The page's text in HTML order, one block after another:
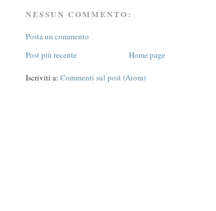
NESSUN COMMENTO:
Posta un commento
Post più recente
Home page
Iscriviti a: Commenti sul post (Atom)